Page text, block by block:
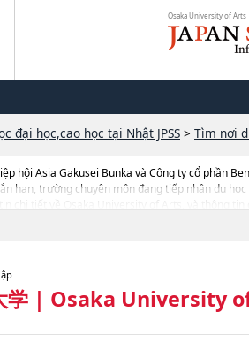
Osaka University of
đại học,cao học tại Nhật JPSS > Tìm nơi
hội Asia Gakusei Bunka và Công ty cổ phần
hạn, trường chuyên môn đang tiếp nhận du học
tin chi tiết về Osaka University of Arts, và thông
学 | Osaka University